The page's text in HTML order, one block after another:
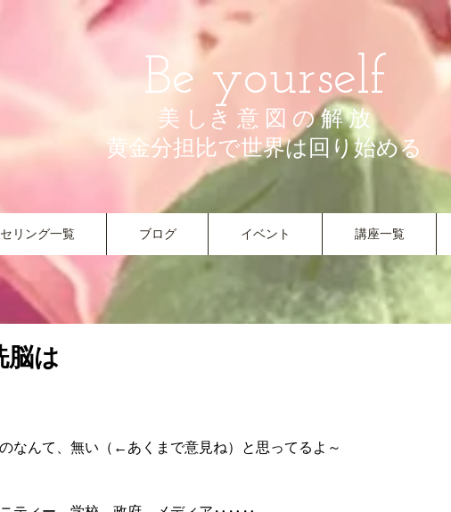
Be yourself
美 しき 意 図 の 解 放
​黄金分担比で世界は回り始める
リング一覧 ブログ イベント 講座一覧
脳は
なんて、無い（←あくまで意見ね）と思ってるよ～